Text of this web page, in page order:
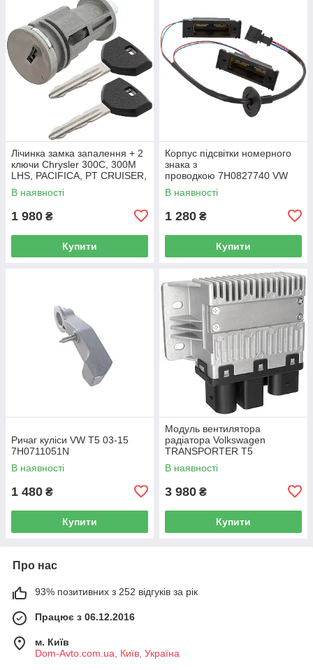
Лічинка замка запалення + 2
ключи Chrysler 300C, 300M
LHS, PACIFICA, PT CRUISER,
SEBRING 5003843AB
В наявності
1 980 ₴
Купити
Корпус підсвітки номерного
знака з
проводкою 7H0827740 VW
Caddy III (2K) 2004-2015
/ Caddy IV (SA) 2016-
В наявності
1 280 ₴
Купити
Ричаг куліси VW T5 03-15
7H0711051N
В наявності
1 480 ₴
Купити
Модуль вентилятора
радіатора Volkswagen
TRANSPORTER T5
Фургон 03-15 7H0919506D
В наявності
3 980 ₴
Купити
Про нас
93% позитивних з 252 відгуків за рік
Працює з 06.12.2016
м. Київ
Dom-Avto.com.ua, Київ, Україна